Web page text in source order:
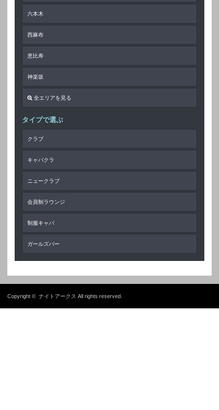
六本木
西麻布
恵比寿
神楽坂
全エリアを見る
タイプで選ぶ
クラブ
キャバクラ
ニュークラブ
会員制ラウンジ
制服キャバ
ガールズバー
Copyright © ナイトアークス All rights reserved.